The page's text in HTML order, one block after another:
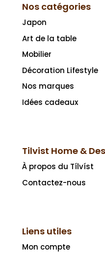
Nos catégories
Japon
Art de la table
Mobilier
Décoration Lifestyle
Nos marques
Idées cadeaux
Tilvist Home &
À propos du Tílvíst
Contactez-nous
Liens utiles
Mon compte